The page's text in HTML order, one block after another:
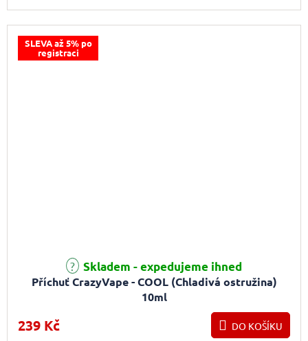
SLEVA až 5% po
registraci
Příchuť CrazyVape - COOL (Chladivá ostružina)
10ml
Skladem - expedujeme ihned
239 Kč DO KOŠÍKU